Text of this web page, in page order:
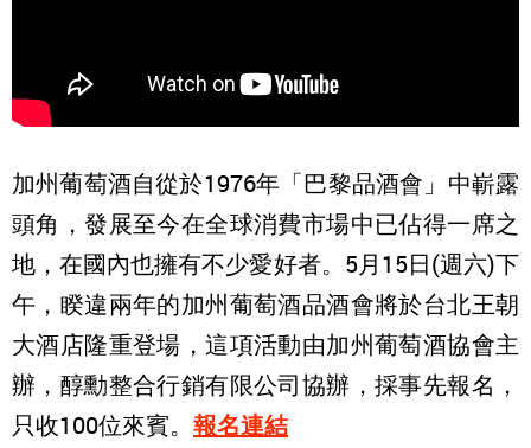
加州葡萄酒自從於1976年「巴黎品酒會」中嶄露
頭角，發展至今在全球消費市場中已佔得一席之
地，在國內也擁有不少愛好者。5月15日(週六)下
午，睽違兩年的加州葡萄酒品酒會將於台北王朝
大酒店隆重登場，這項活動由加州葡萄酒協會主
辦，醇勳整合行銷有限公司協辦，採事先報名，
只收100位來賓。 報名連結